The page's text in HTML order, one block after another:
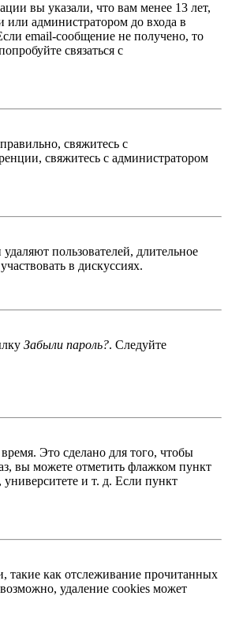
вы указали, что вам менее 13 лет,
или администратором до входа в
email-сообщение не получено, то
связаться с
свяжитесь с
свяжитесь с администратором
пользователей, длительное
в дискуссиях.
Забыли пароль?. Следуйте
Это сделано для того, чтобы
вы можете отметить флажком пункт
и т. д. Если пункт
такие как отслеживание прочитанных
удаление cookies может